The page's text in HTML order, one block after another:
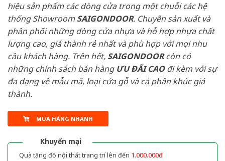
hiệu sản phẩm các dòng cửa trong một chuỗi các hệ
thống ShowroomSAIGONDOOR. Chuyên sản xuất và
phân phối những dòng cửa nhựa và hỗ hợp nhựa chất
lượng cao, giá thành rẻ nhất và phù hợp với mọi nhu
cầu khách hàng. Trên hết, SAIGONDOORcòn có
những chính sách bán hàng ƯU ĐÃI CAOđi kèm với sự
đa dạng về mẫu mã, loại cửa gỗ và cả phân khúc giá
thành.
MUA HÀNG NHANH
Khuyến mại
Quà tặng đồ nội thất trang trí lên đến 1.000.000đ